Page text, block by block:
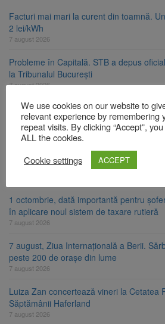
Facturi mai mari la curent din toamnă.
2 lei/kWh
7 august 2026
Probleme în Capitală. STB a depus
la Tribunalul București
7 august 2026
Guvernul pregătește posibile limitări de
consumatori de energie
7 august 2026
FIDELIS VIII: Investiții în lei și euro, cu
până la 7,50%
1 octombrie, dată importantă pentru
în aplicare noul sistem de taxare rutieră
7 august 2026
7 august, Ziua Internațională a Berii.
peste 200 de orașe din lume
7 august 2026
Luiza Zan concertează vineri la Cetatea
Săptămânii Haferland
7 august 2026
We use cookies on our website to
relevant experience by remembering
repeat visits. By clicking “Accept”,
ALL the cookies.
Cookie settings
ACCEPT